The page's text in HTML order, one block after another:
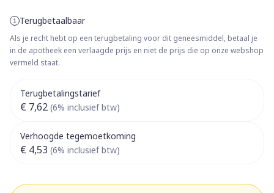
Terugbetaalbaar
Als je recht hebt op een terugbetaling voor dit geneesmiddel, betaal je
in de apotheek een verlaagde prijs en niet de prijs die op onze webshop
vermeld staat.
Terugbetalingstarief
€ 7,62 (6% inclusief btw)
Verhoogde tegemoetkoming
€ 4,53 (6% inclusief btw)